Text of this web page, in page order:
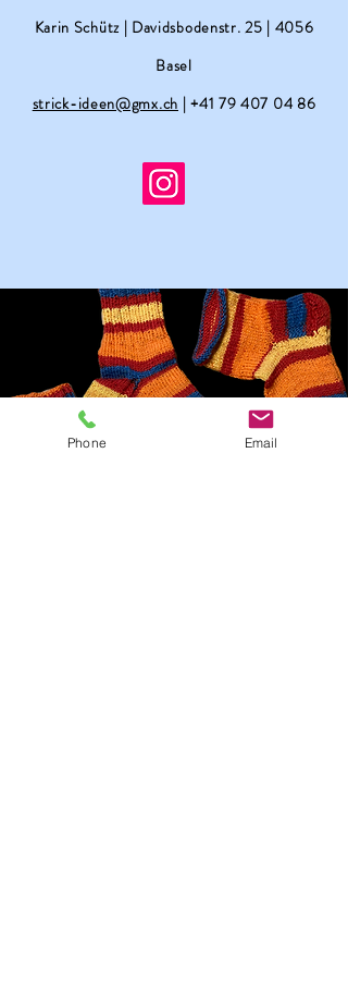
Karin Schütz | Davidsbodenstr. 25 | 4056
Basel
strick-ideen@gmx.ch |+41 79 407 04 86
Phone Email